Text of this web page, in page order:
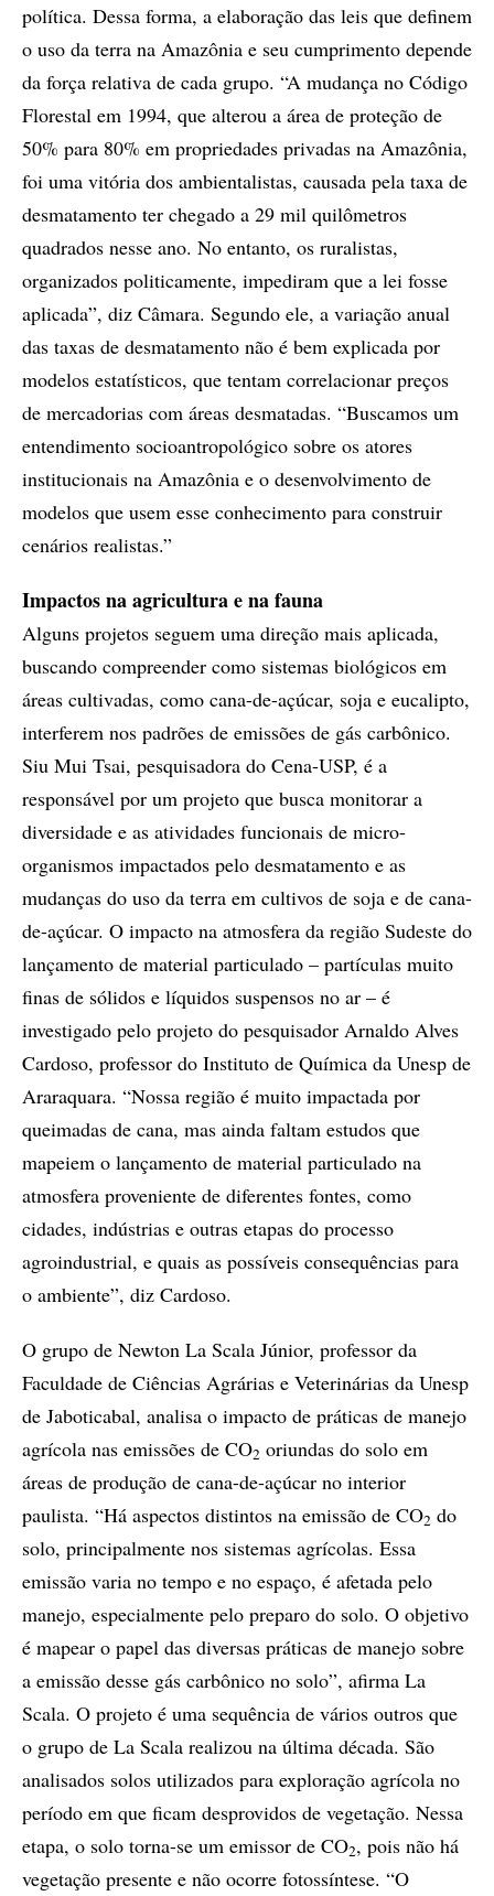
política. Dessa forma, a elaboração das leis que definem
o uso da terra na Amazônia e seu cumprimento depende
da força relativa de cada grupo. “A mudança no Código
Florestal em 1994, que alterou a área de proteção de
50% para 80% em propriedades privadas na Amazônia,
foi uma vitória dos ambientalistas, causada pela taxa de
desmatamento ter chegado a 29 mil quilômetros
quadrados nesse ano. No entanto, os ruralistas,
organizados politicamente, impediram que a lei fosse
aplicada”, diz Câmara. Segundo ele, a variação anual
das taxas de desmatamento não é bem explicada por
modelos estatísticos, que tentam correlacionar preços
de mercadorias com áreas desmatadas. “Buscamos um
entendimento socioantropológico sobre os atores
institucionais na Amazônia e o desenvolvimento de
modelos que usem esse conhecimento para construir
cenários realistas.”
Impactos na agricultura e na fauna
Alguns projetos seguem uma direção mais aplicada,
buscando compreender como sistemas biológicos em
áreas cultivadas, como cana-de-açúcar, soja e eucalipto,
interferem nos padrões de emissões de gás carbônico.
Siu Mui Tsai, pesquisadora do Cena-USP, é a
responsável por um projeto que busca monitorar a
diversidade e as atividades funcionais de micro-
organismos impactados pelo desmatamento e as
mudanças do uso da terra em cultivos de soja e de cana-
de-açúcar. O impacto na atmosfera da região Sudeste do
lançamento de material particulado – partículas muito
finas de sólidos e líquidos suspensos no ar – é
investigado pelo projeto do pesquisador Arnaldo Alves
Cardoso, professor do Instituto de Química da Unesp de
Araraquara. “Nossa região é muito impactada por
queimadas de cana, mas ainda faltam estudos que
mapeiem o lançamento de material particulado na
atmosfera proveniente de diferentes fontes, como
cidades, indústrias e outras etapas do processo
agroindustrial, e quais as possíveis consequências para
o ambiente”, diz Cardoso.
O grupo de Newton La Scala Júnior, professor da
Faculdade de Ciências Agrárias e Veterinárias da Unesp
de Jaboticabal, analisa o impacto de práticas de manejo
agrícola nas emissões de CO2 oriundas do solo em
áreas de produção de cana-de-açúcar no interior
paulista. “Há aspectos distintos na emissão de CO2 do
solo, principalmente nos sistemas agrícolas. Essa
emissão varia no tempo e no espaço, é afetada pelo
manejo, especialmente pelo preparo do solo. O objetivo
é mapear o papel das diversas práticas de manejo sobre
a emissão desse gás carbônico no solo”, afirma La
Scala. O projeto é uma sequência de vários outros que
o grupo de La Scala realizou na última década. São
analisados solos utilizados para exploração agrícola no
período em que ficam desprovidos de vegetação. Nessa
etapa, o solo torna-se um emissor de CO2, pois não há
vegetação presente e não ocorre fotossíntese. “O